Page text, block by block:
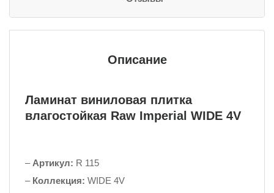
Описание
Ламинат виниловая плитка
влагостойкая Raw Imperial WIDE 4V
– Артикул: R 115
– Коллекция: WIDE 4V